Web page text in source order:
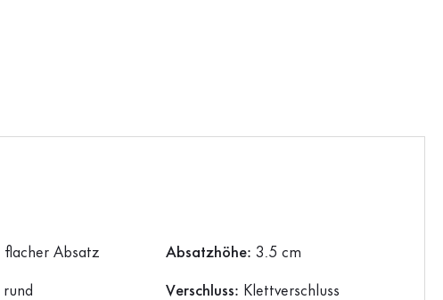
flacher Absatz Absatzhöhe: 3.5 cm
rund Verschluss: Klettverschluss